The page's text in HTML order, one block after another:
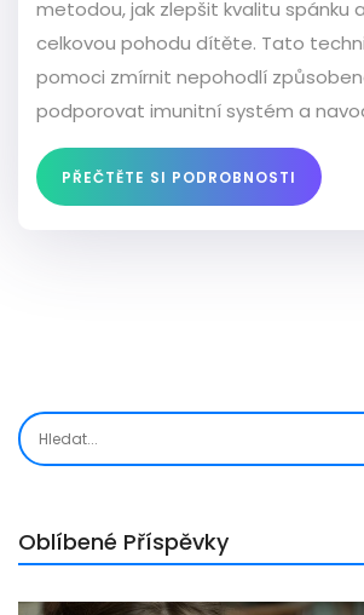
metodou, jak zlepšit kvalitu spánku
celkovou pohodu dítěte. Tato
pomoci zmírnit nepohodlí
podporovat imunitní systém a
bezpečí. Pravidelné masáže také
mezi rodiči a dítětem a mohou
každodenní rutině. Klíčové je
PŘEČTĚTE SI PODROBNOSTI
Oblíbené Příspěvky